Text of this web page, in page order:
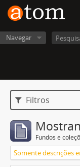
Navegar
Filtros
Fundos e
Somente descrições